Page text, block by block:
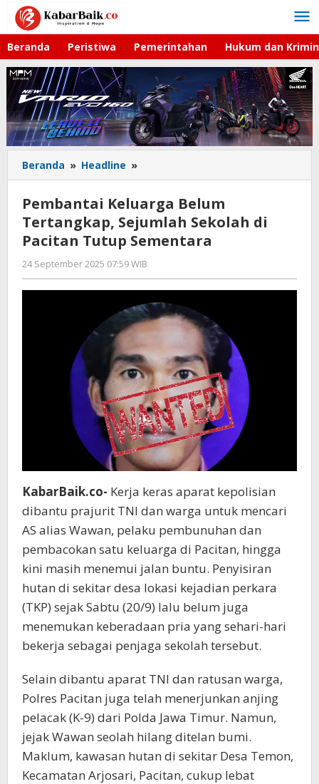
Lewati
konten
Beranda Peristiwa Pemerintahan Hukum dan
Beranda » Headline »
Keluarga
Tertangkap,
Sejumlah
Sekolah
Pacitan
Sementara
Pembantai Keluarga Belum
Tertangkap, Sejumlah Sekolah di
Pacitan Tutup Sementara
24 September 2025 07:59 WIB
Hardy
KabarBaik.co- Kerja keras aparat kepolisian
dibantu prajurit TNI dan warga untuk mencari
AS alias Wawan, pelaku pembunuhan dan
pembacokan satu keluarga di Pacitan, hingga
kini masih menemui jalan buntu. Penyisiran
hutan di sekitar desa lokasi kejadian perkara
(TKP) sejak Sabtu (20/9) lalu belum juga
menemukan keberadaan pria yang sehari-hari
bekerja sebagai penjaga sekolah tersebut.
Selain dibantu aparat TNI dan ratusan warga,
Polres Pacitan juga telah menerjunkan anjing
pelacak (K-9) dari Polda Jawa Timur. Namun,
jejak Wawan seolah hilang ditelan bumi.
Maklum, kawasan hutan di sekitar Desa Temon,
Kecamatan Arjosari, Pacitan, cukup lebat